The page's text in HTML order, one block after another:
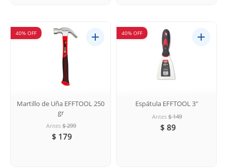
40% OFF
Martillo de Uña EFFTOOL 250
gr
Antes $ 299
$ 179
40% OFF
Espátula EFFTOOL 3"
Antes $ 149
$ 89